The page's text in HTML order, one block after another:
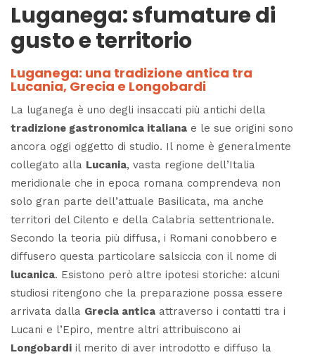
Luganega: sfumature di
gusto e territorio
Luganega: una tradizione antica tra
Lucania, Grecia e Longobardi
La luganega è uno degli insaccati più antichi della
tradizione gastronomica italiana e le sue origini sono
ancora oggi oggetto di studio. Il nome è generalmente
collegato alla Lucania, vasta regione dell’Italia
meridionale che in epoca romana comprendeva non
solo gran parte dell’attuale Basilicata, ma anche
territori del Cilento e della Calabria settentrionale.
Secondo la teoria più diffusa, i Romani conobbero e
diffusero questa particolare salsiccia con il nome di
lucanica. Esistono però altre ipotesi storiche: alcuni
studiosi ritengono che la preparazione possa essere
arrivata dalla Grecia antica attraverso i contatti tra i
Lucani e l’Epiro, mentre altri attribuiscono ai
Longobardi il merito di aver introdotto e diffuso la